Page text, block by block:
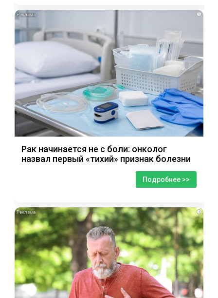
i
Рак начинается не с боли: онколог
назвал первый «тихий» признак болезни
Подробнее >>
i